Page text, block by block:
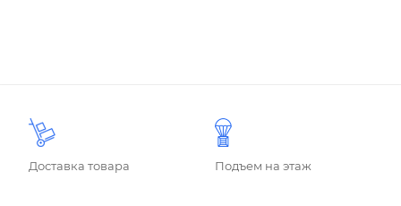
Доставка товара Подъем на этаж